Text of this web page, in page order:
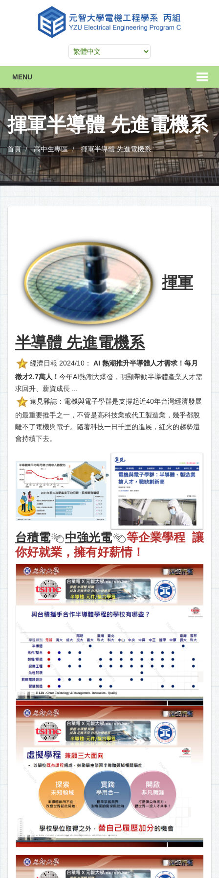
MENU
揮軍半導體 先進電機系
首頁 高中生專區 揮軍半導體 先進電機系
揮軍
半導體 先進電機系
經濟日報 2024/10：
AI 熱潮推升半導體人才需求！每月
徵才2.7萬人！ 今年AI熱潮大爆發，明顯帶動半導體產業人才需
求回升、薪資成長 ...
遠見雜誌：電機與電子學群是支撐起近40年台灣經濟發展
的最重要推手之一，不管是高科技業或代工製造業，幾乎都脫
離不了電機與電子。隨著科技一日千里的進展，紅火的趨勢還
會持續下去。
台積電 中強光電 等企業學程 讓
你好就業，擁有好薪情！